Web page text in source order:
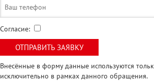
Согласие:
Внесённые в форму данные используются
исключительно в рамках данного обращения.